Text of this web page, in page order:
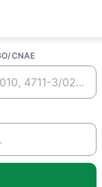
CNAE